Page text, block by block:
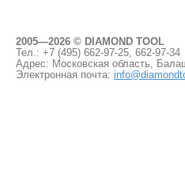
2005—2026 © DIAMOND TOOL
Тел.: +7 (495) 662-97-25, 662-97-34
Адрес: Московская область,
Электронная почта: